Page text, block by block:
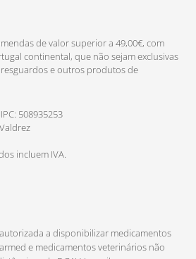
de valor superior a 49,00€, com
continental, que não sejam exclusivas
e outros produtos de
508935253
incluem IVA.
a disponibilizar medicamentos
e medicamentos veterinários não